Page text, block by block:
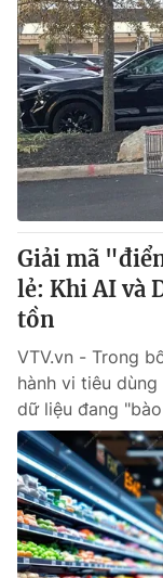
THỜI BÁO VTV
Theo dõi báo trên
Cơ quan chủ quản:
Cơ quan báo chí:
Giấy phép hoạt
cấp ngày 29/12/
Tổng Biên tập:Vũ
Phó Tổng Biên tập:
Nguyễn Trọng Ninh
Ðiện thoại Thời báo
Email:
Liên hệ quảng cáo:
Giải mã
lẻ: Khi AI và
tồn
VTV.vn - Trong
hành vi tiêu
dữ liệu đang